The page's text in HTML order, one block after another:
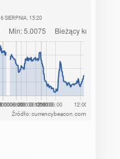
6 SIERPNIA, 15:20
Źródło: currencybeacon.com